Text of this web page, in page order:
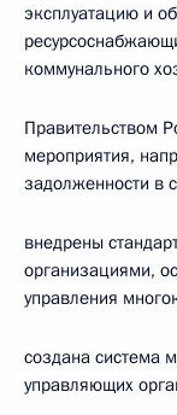
эксплуатацию и
коммунального
Правительством
мероприятия,
задолженности в
внедрены
организациями,
управления
создана система
управляющих